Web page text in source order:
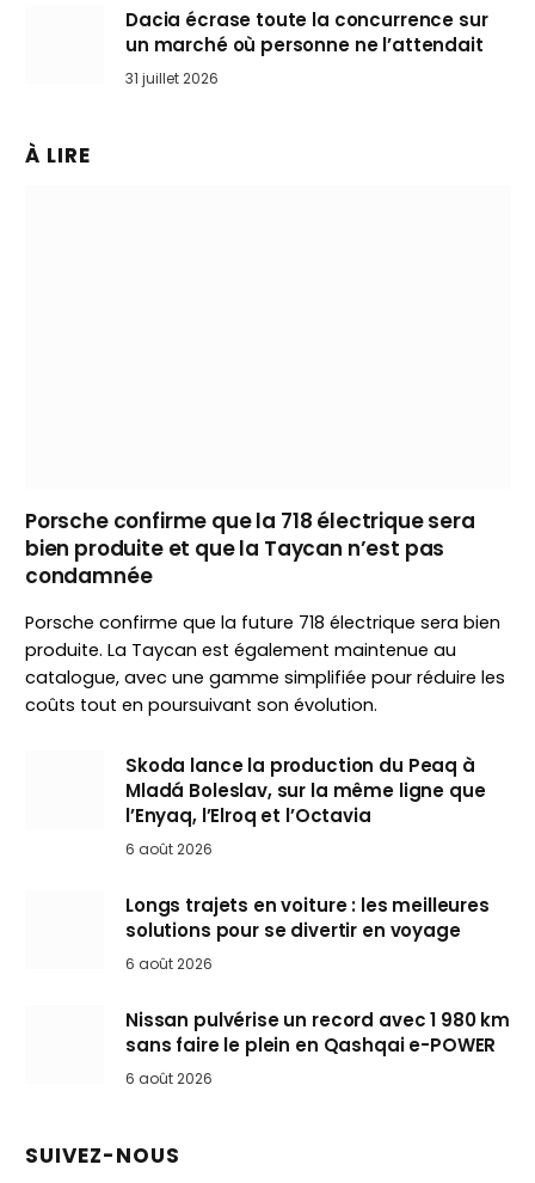
Dacia écrase toute la concurrence sur
un marché où personne ne l’attendait
31 juillet 2026
À LIRE
Porsche confirme que la 718 électrique sera
bien produite et que la Taycan n’est pas
condamnée
Porsche confirme que la future 718 électrique sera bien
produite. La Taycan est également maintenue au
catalogue, avec une gamme simplifiée pour réduire les
coûts tout en poursuivant son évolution.
Skoda lance la production du Peaq à
Mladá Boleslav, sur la même ligne que
l’Enyaq, l’Elroq et l’Octavia
6 août 2026
Longs trajets en voiture : les meilleures
solutions pour se divertir en voyage
6 août 2026
Nissan pulvérise un record avec 1 980 km
sans faire le plein en Qashqai e-POWER
6 août 2026
SUIVEZ-NOUS